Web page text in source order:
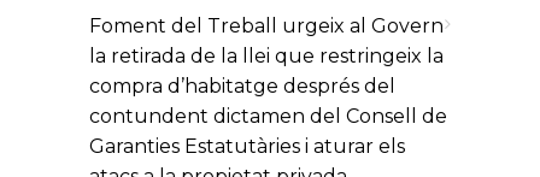
Foment del Treball urgeix al Govern
la retirada de la llei que restringeix la
compra d’habitatge després del
contundent dictamen del Consell de
Garanties Estatutàries i aturar els